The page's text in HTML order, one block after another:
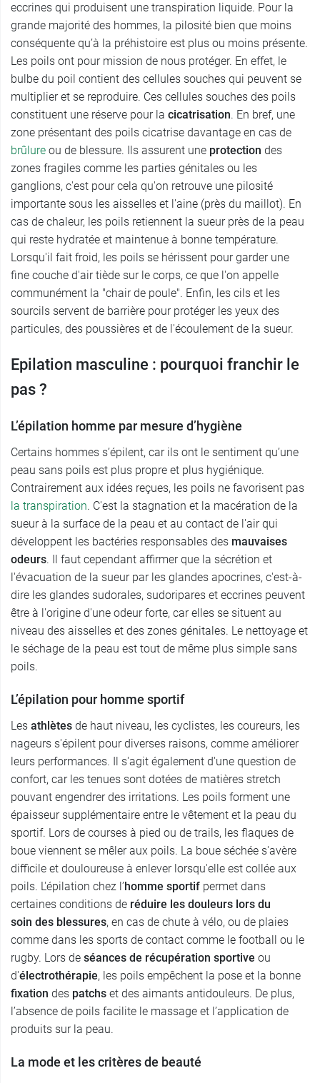
eccrines qui produisent une transpiration liquide. Pour la
grande majorité des hommes, la pilosité bien que moins
conséquente qu’à la préhistoire est plus ou moins présente.
Les poils ont pour mission de nous protéger. En effet, le
bulbe du poil contient des cellules souches qui peuvent se
multiplier et se reproduire. Ces cellules souches des poils
constituent une réserve pour la cicatrisation. En bref, une
zone présentant des poils cicatrise davantage en cas de
brûlure ou de blessure. Ils assurent une protection des
zones fragiles comme les parties génitales ou les
ganglions, c'est pour cela qu'on retrouve une pilosité
importante sous les aisselles et l'aine (près du maillot). En
cas de chaleur, les poils retiennent la sueur près de la peau
qui reste hydratée et maintenue à bonne température.
Lorsqu'il fait froid, les poils se hérissent pour garder une
fine couche d'air tiède sur le corps, ce que l'on appelle
communément la "chair de poule". Enfin, les cils et les
sourcils servent de barrière pour protéger les yeux des
particules, des poussières et de l'écoulement de la sueur.
Epilation masculine : pourquoi franchir le
pas ?
L’épilation homme par mesure d’hygiène
Certains hommes s’épilent, car ils ont le sentiment qu’une
peau sans poils est plus propre et plus hygiénique.
Contrairement aux idées reçues, les poils ne favorisent pas
la transpiration. C'est la stagnation et la macération de la
sueur à la surface de la peau et au contact de l'air qui
développent les bactéries responsables des mauvaises
odeurs. Il faut cependant affirmer que la sécrétion et
l'évacuation de la sueur par les glandes apocrines, c'est-à-
dire les glandes sudorales, sudoripares et eccrines peuvent
être à l'origine d'une odeur forte, car elles se situent au
niveau des aisselles et des zones génitales. Le nettoyage et
le séchage de la peau est tout de même plus simple sans
poils.
L’épilation pour homme sportif
Les athlètes de haut niveau, les cyclistes, les coureurs, les
nageurs s'épilent pour diverses raisons, comme améliorer
leurs performances. Il s'agit également d'une question de
confort, car les tenues sont dotées de matières stretch
pouvant engendrer des irritations. Les poils forment une
épaisseur supplémentaire entre le vêtement et la peau du
sportif. Lors de courses à pied ou de trails, les flaques de
boue viennent se mêler aux poils. La boue séchée s'avère
difficile et douloureuse à enlever lorsqu'elle est collée aux
poils. L'épilation chez l’homme sportif permet dans
certaines conditions de réduire les douleurs lors du
soin des blessures, en cas de chute à vélo, ou de plaies
comme dans les sports de contact comme le football ou le
rugby. Lors de séances de récupération sportive ou
d'électrothérapie, les poils empêchent la pose et la bonne
fixation des patchs et des aimants antidouleurs. De plus,
l’absence de poils facilite le massage et l’application de
produits sur la peau.
La mode et les critères de beauté